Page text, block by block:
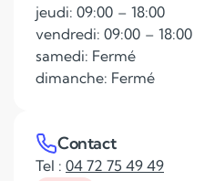
jeudi: 09:00 – 18:00
vendredi: 09:00 – 18:00
samedi: Fermé
dimanche: Fermé
Contact
Tel : 04 72 75 49 49